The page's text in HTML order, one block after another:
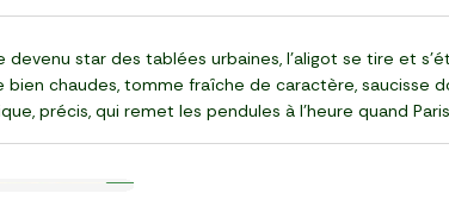
star des tablées urbaines, l’aligot se tire et
chaudes, tomme fraîche de caractère, saucisse
précis, qui remet les pendules à l’heure quand